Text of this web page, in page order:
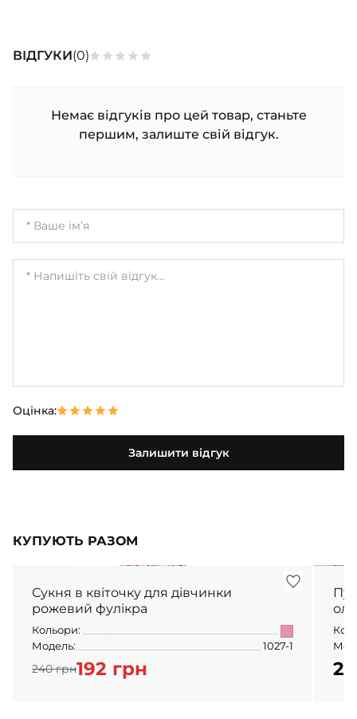
ВІДГУКИ(0)
Немає відгуків про цей товар, станьте
першим, залиште свій відгук.
Оцінка:
Залишити відгук
КУПУЮТЬ РАЗОМ
Сукня в квіточку для дівчинки
рожевий фулікра
Кольори:
Модель:
1027-1
240 грн192 грн